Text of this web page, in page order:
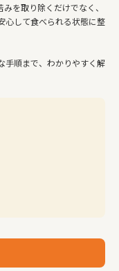
を取り除くだけでなく、
心して食べられる状態に整
手順まで、わかりやすく解